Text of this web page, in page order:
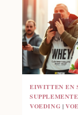
EIWITTEN EN
VOEDING |